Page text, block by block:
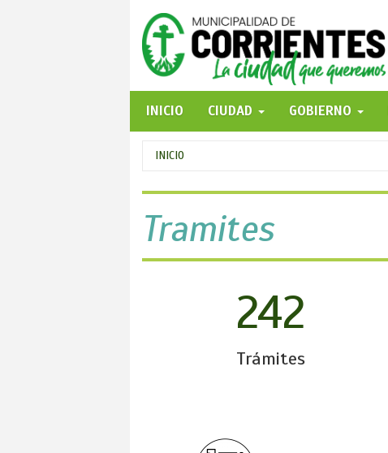
INICIO
CIUDAD GOBIERNO
Se
encuentra
usted
aquí
INICIO
Tramites
242
Trámites